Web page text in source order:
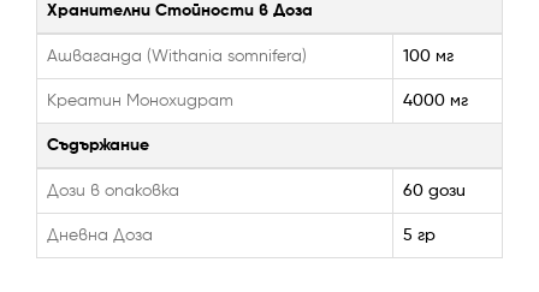
Хранителни Стойности в Доза
Ашваганда (Withania somnifera) 100 мг
Креатин Монохидрат 4000 мг
Съдържание
Дози в опаковка 60 дози
Дневна Доза 5 гр